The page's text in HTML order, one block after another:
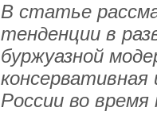
В статье
тенденции в
буржуазной
России во время